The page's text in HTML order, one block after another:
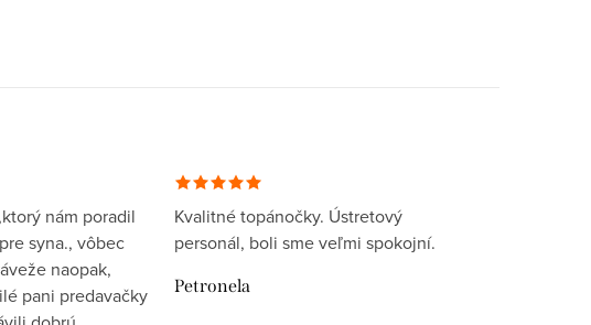
nám poradil
syna., vôbec
naopak,
pani predavačky
Kvalitné topánočky. Ústretový
personál, boli sme veľmi spokojní.
Petronela